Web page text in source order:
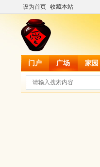
设为首页 收藏本站
门户 广场 家园